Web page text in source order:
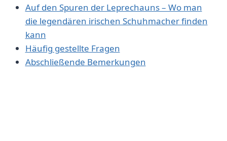
Auf den Spuren der Leprechauns – Wo ⁤man⁣
die legendären irischen Schuhmacher finden
kann
Häufig gestellte Fragen
Abschließende Bemerkungen